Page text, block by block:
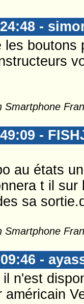
-
les
Smartphone
-
au états
t il sur
sa
Smartphone
-
n'est
américain